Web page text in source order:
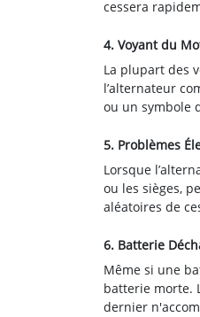
cessera
4. Voyant du
La plupart des
l’alternateur
ou un symbole
5. Problèmes
Lorsque
ou les sièges,
aléatoires de
6. Batterie
Même si une
batterie morte.
dernier